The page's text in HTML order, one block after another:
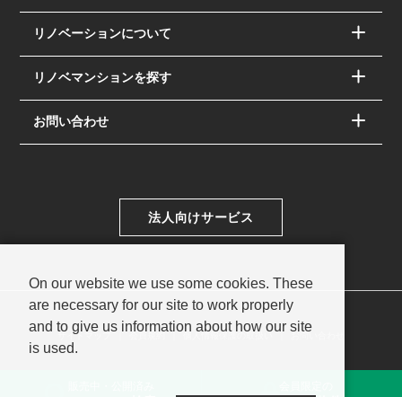
リノベーションについて
リノベマンションを探す
お問い合わせ
法人向けサービス
サイトマップ
On our website we use some cookies. These
are necessary for our site to work properly
and to give us information about how our site
is used.